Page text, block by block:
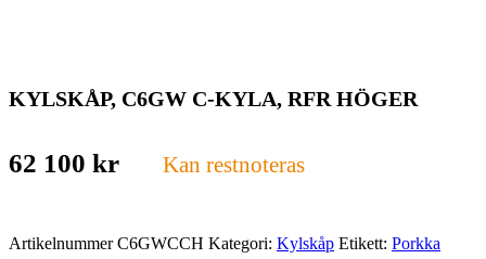
KYLSKÅP, C6GW C-KYLA, RFR HÖGER
62 100 kr Kan restnoteras
ArtikelnummerC6GWCCH Kategori: Kylskåp Etikett: Porkka